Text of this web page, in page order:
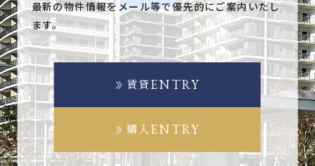
最新の物件情報をメール等で優先的にご案内いたし
ます。
賃貸 ENTRY
購入 ENTRY